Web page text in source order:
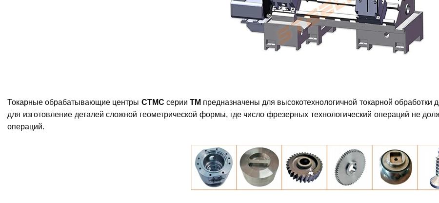
Токарные обрабатывающие центры СТМС серии TМ предназначены для высокотехнологичной токарной
для изготовление деталей сложной геометрической формы, где число фрезерных технологический операций не
операций.